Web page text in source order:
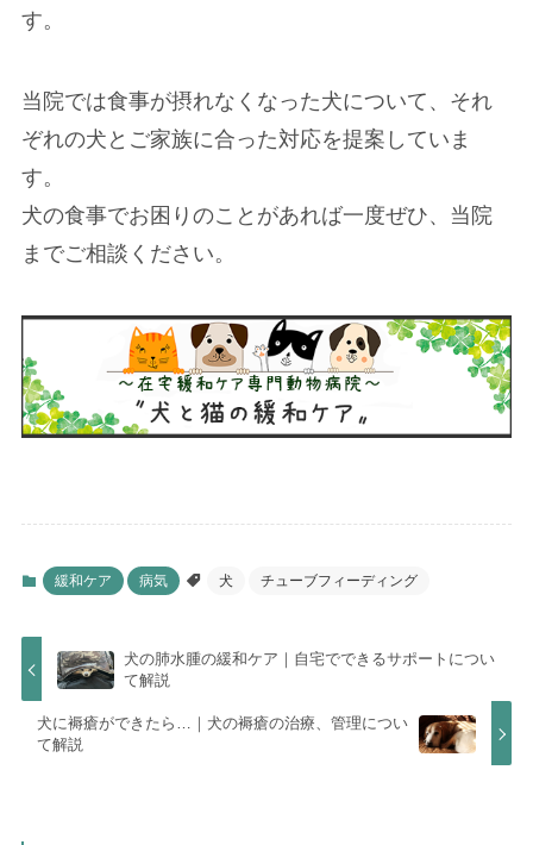
す。
当院では食事が摂れなくなった犬について、それ
ぞれの犬とご家族に合った対応を提案していま
す。
犬の食事でお困りのことがあれば一度ぜひ、当院
までご相談ください。
緩和ケア 病気 犬 チューブフィーディング
犬の肺水腫の緩和ケア｜自宅でできるサポートについ
て解説
犬に褥瘡ができたら…｜犬の褥瘡の治療、管理につい
て解説